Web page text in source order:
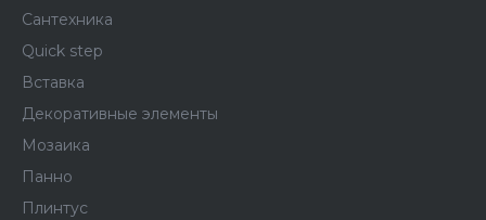
Сантехника
Quick step
Вставка
Декоративные элементы
Мозаика
Панно
Плинтус